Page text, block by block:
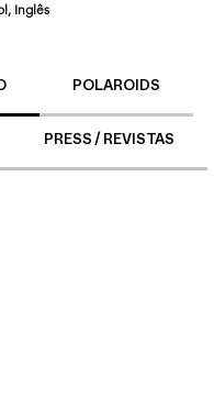
Inglês
POLAROIDS
PRESS / REVISTAS